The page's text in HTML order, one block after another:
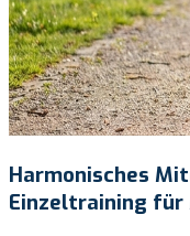
Harmonisches
Einzeltraining für